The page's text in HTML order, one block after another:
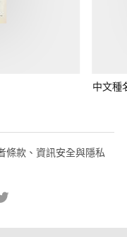
中文種
條款、資訊安全與隱私